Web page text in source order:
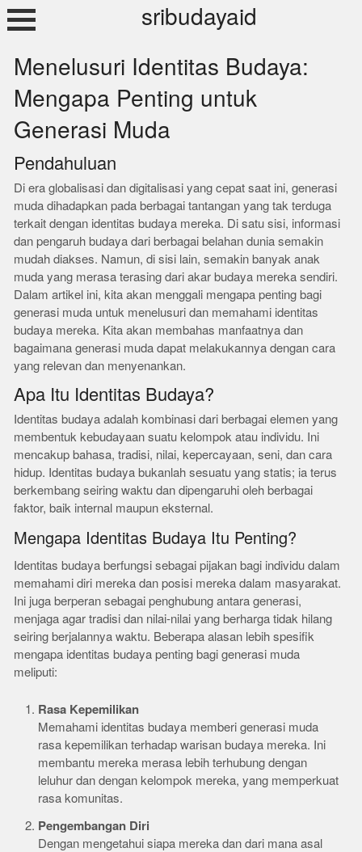
Skip
to
sribudayaid
Menelusuri Identitas Budaya:
Mengapa Penting untuk
Generasi Muda
Pendahuluan
Di era globalisasi dan digitalisasi yang cepat saat ini, generasi
muda dihadapkan pada berbagai tantangan yang tak terduga
terkait dengan identitas budaya mereka. Di satu sisi, informasi
dan pengaruh budaya dari berbagai belahan dunia semakin
mudah diakses. Namun, di sisi lain, semakin banyak anak
muda yang merasa terasing dari akar budaya mereka sendiri.
Dalam artikel ini, kita akan menggali mengapa penting bagi
generasi muda untuk menelusuri dan memahami identitas
budaya mereka. Kita akan membahas manfaatnya dan
bagaimana generasi muda dapat melakukannya dengan cara
yang relevan dan menyenankan.
Apa Itu Identitas Budaya?
Identitas budaya adalah kombinasi dari berbagai elemen yang
membentuk kebudayaan suatu kelompok atau individu. Ini
mencakup bahasa, tradisi, nilai, kepercayaan, seni, dan cara
hidup. Identitas budaya bukanlah sesuatu yang statis; ia terus
berkembang seiring waktu dan dipengaruhi oleh berbagai
faktor, baik internal maupun eksternal.
Mengapa Identitas Budaya Itu Penting?
Identitas budaya berfungsi sebagai pijakan bagi individu dalam
memahami diri mereka dan posisi mereka dalam masyarakat.
Ini juga berperan sebagai penghubung antara generasi,
menjaga agar tradisi dan nilai-nilai yang berharga tidak hilang
seiring berjalannya waktu. Beberapa alasan lebih spesifik
mengapa identitas budaya penting bagi generasi muda
meliputi:
Rasa Kepemilikan
Memahami identitas budaya memberi generasi muda
rasa kepemilikan terhadap warisan budaya mereka. Ini
membantu mereka merasa lebih terhubung dengan
leluhur dan dengan kelompok mereka, yang memperkuat
rasa komunitas.
Pengembangan Diri
Dengan mengetahui siapa mereka dan dari mana asal